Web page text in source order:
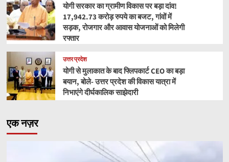
योगी सरकार का ग्रामीण विकास पर बड़ा दांव!
17,942.73 करोड़ रुपये का बजट, गांवों में
सड़क, रोजगार और आवास योजनाओं को मिलेगी
रफ्तार
उत्तर प्रदेश
योगी से मुलाकात के बाद फ्लिपकार्ट CEO का बड़ा
बयान, बोले- उत्तर प्रदेश की विकास यात्रा में
निभाएंगे दीर्घकालिक साझेदारी
एक नज़र